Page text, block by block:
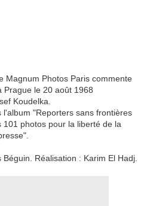
Magnum Photos Paris commente
Prague le 20 août 1968
Koudelka.
"Reporters sans frontières
photos pour la liberté de la
Réalisation : Karim El Hadj.